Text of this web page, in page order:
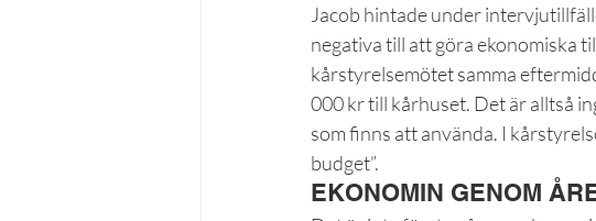
Jacob hintade under
negativa till att göra ekonomiska
kårstyrelsemötet samma
000 kr till kårhuset. Det är alltså
som finns att använda. I
budget”.
EKONOMIN GENOM